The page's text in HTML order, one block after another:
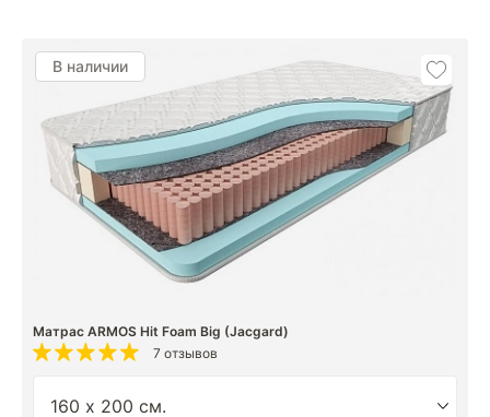
В наличии
Матрас ARMOS Hit Foam Big (Jacgard)
7 отзывов